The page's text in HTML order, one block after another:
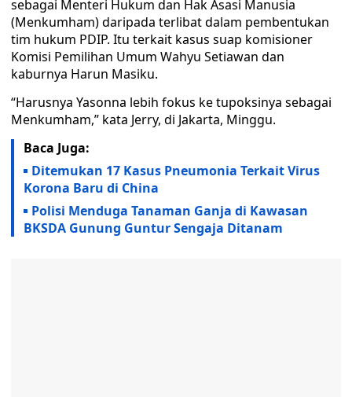
sebagai Menteri Hukum dan Hak Asasi Manusia
(Menkumham) daripada terlibat dalam pembentukan
tim hukum PDIP. Itu terkait kasus suap komisioner
Komisi Pemilihan Umum Wahyu Setiawan dan
kaburnya Harun Masiku.
“Harusnya Yasonna lebih fokus ke tupoksinya sebagai
Menkumham,” kata Jerry, di Jakarta, Minggu.
Baca Juga:
Ditemukan 17 Kasus Pneumonia Terkait Virus
Korona Baru di China
Polisi Menduga Tanaman Ganja di Kawasan
BKSDA Gunung Guntur Sengaja Ditanam